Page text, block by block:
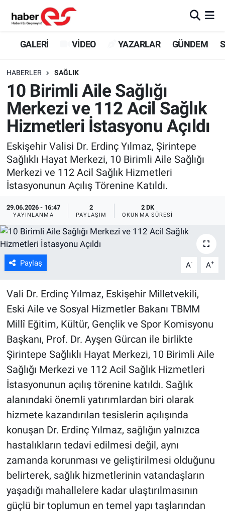
GALERİ VİDEO YAZARLAR GÜNDEM
HABERLER SAĞLIK
10 Birimli Aile Sağlığı
Merkezi ve 112 Acil Sağlık
Hizmetleri İstasyonu Açıldı
Eskişehir Valisi Dr. Erdinç Yılmaz, Şirintepe
Sağlıklı Hayat Merkezi, 10 Birimli Aile Sağlığı
Merkezi ve 112 Acil Sağlık Hizmetleri
İstasyonunun Açılış Törenine Katıldı.
29.06.2026 - 16:47
YAYINLANMA
2
PAYLAŞIM
2 DK
OKUNMA SÜRESI
Paylaş A- A+
Vali Dr. Erdinç Yılmaz, Eskişehir Milletvekili,
Eski Aile ve Sosyal Hizmetler Bakanı TBMM
Millî Eğitim, Kültür, Gençlik ve Spor Komisyonu
Başkanı, Prof. Dr. Ayşen Gürcan ile birlikte
Şirintepe Sağlıklı Hayat Merkezi, 10 Birimli Aile
Sağlığı Merkezi ve 112 Acil Sağlık Hizmetleri
İstasyonunun açılış törenine katıldı. Sağlık
alanındaki önemli yatırımlardan biri olarak
hizmete kazandırılan tesislerin açılışında
konuşan Dr. Erdinç Yılmaz, sağlığın yalnızca
hastalıkların tedavi edilmesi değil, aynı
zamanda korunması ve geliştirilmesi olduğunu
belirterek, sağlık hizmetlerinin vatandaşların
yaşadığı mahallelere kadar ulaştırılmasının
güçlü bir toplumun en temel yapı taşlarından
GALERİ
YAZARLAR
GÜNDEM
SİYASET
TEKNOLOJİ
EKONOMİ
SPOR
ASAYİŞ
Eskişehir Nöbetçi Eczaneler
Eskişehir Trafik Yoğunluk Haritası
Süper Lig Puan Durumu ve Fikstür
Tüm Manşetler
Son Dakika Haberleri
Haber Arşivi